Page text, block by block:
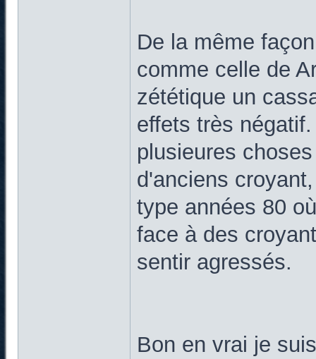
De la même
comme celle de
zététique un
effets très
plusieures
d'anciens
type années 80
face à des
sentir agressés.
Bon en vrai je